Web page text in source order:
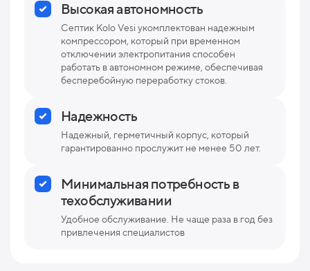
Высокая автономность
Септик Kolo Vesi укомплектован надежным
компрессором, который при временном
отключении электропитания способен
работать в автономном режиме, обеспечивая
бесперебойную переработку стоков.
Надежность
Надежный, герметичный корпус, который
гарантированно прослужит не менее 50 лет.
Минимальная потребность в
техобслуживании
Удобное обслуживание. Не чаще раза в год без
привлечения специалистов